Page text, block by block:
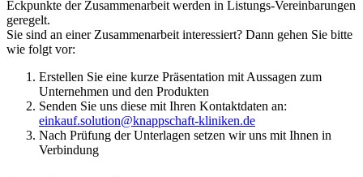
Eckpunkte der Zusammenarbeit werden in Listungs-Vereinbarungen
geregelt.
Sie sind an einer Zusammenarbeit interessiert? Dann gehen Sie bitte
wie folgt vor:
Erstellen Sie eine kurze Präsentation mit Aussagen zum
Unternehmen und den Produkten
Senden Sie uns diese mit Ihren Kontaktdaten an:
einkauf.solution@knappschaft-kliniken.de
Nach Prüfung der Unterlagen setzen wir uns mit Ihnen in
Verbindung